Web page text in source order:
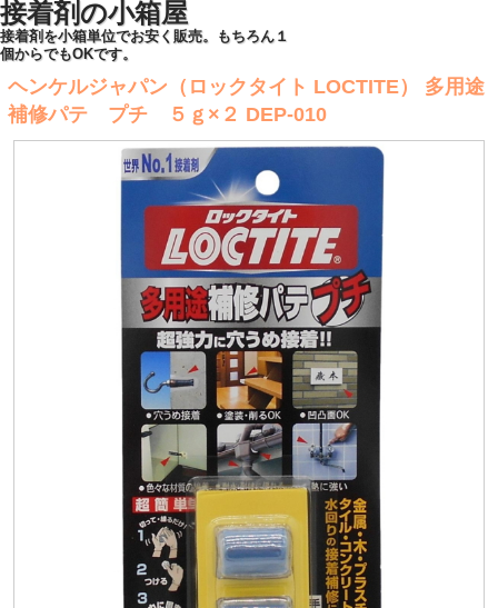
接着剤の小箱屋
接着剤を小箱単位でお安く販売。もちろん１
個からでもOKです。
ヘンケルジャパン（ロックタイト LOCTITE） 多用途
補修パテ プチ ５ｇ×２ DEP-010